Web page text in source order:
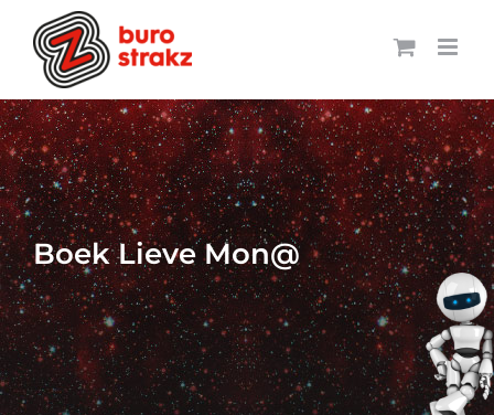
naar
inhoud
Boek Lieve Mon@